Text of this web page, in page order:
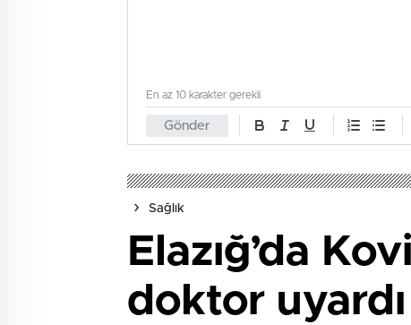
Gönder
En az 10 karakter gerekli
Sağlık
Elazığ’da
doktor uyardı